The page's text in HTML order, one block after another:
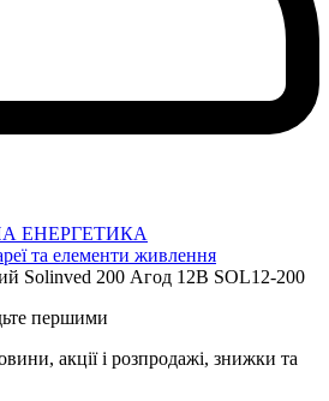
ЕНЕРГЕТИКА
та елементи живлення
Solinved 200 Агод 12В SOL12-200
першими
акції і розпродажі, знижки та